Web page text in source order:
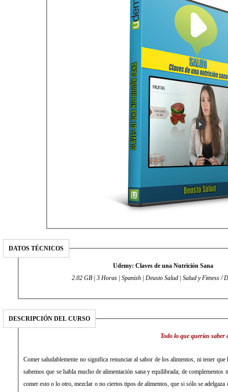
DATOS TÉCNICOS
Udemy: Claves de una Nutrición Sana
2.02 GB | 3 Horas | Spanish | Deusto Salud | Salud y Fitness /
DESCRIPCIÓN DEL CURSO
Todo lo que querías saber
Comer saludablemente no significa renunciar al sabor de los alimentos, ni tener
sabemos que se habla mucho de alimentación sana y equilibrada; de complementos
comer esto o lo otro, mezclar o no ciertos tipos de alimentos, que si sólo se